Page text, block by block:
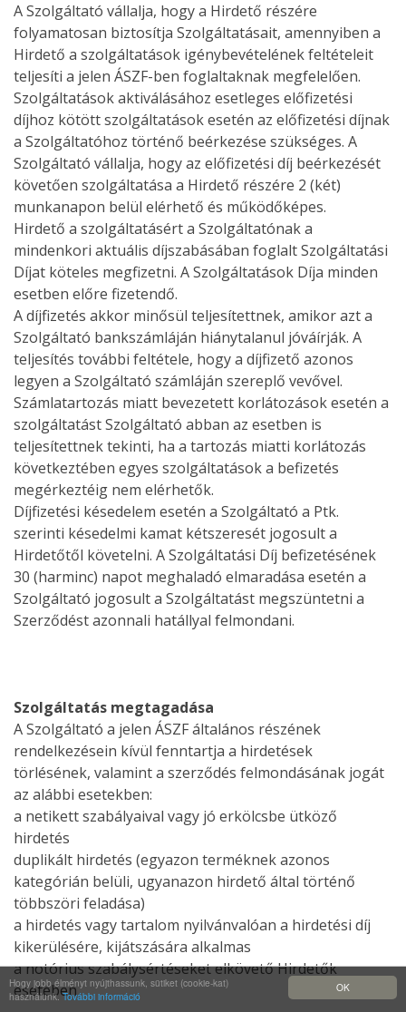
A Szolgáltató vállalja, hogy a Hirdető részére
folyamatosan biztosítja Szolgáltatásait, amennyiben a
Hirdető a szolgáltatások igénybevételének feltételeit
teljesíti a jelen ÁSZF-ben foglaltaknak megfelelően.
Szolgáltatások aktiválásához esetleges előfizetési
díjhoz kötött szolgáltatások esetén az előfizetési díjnak
a Szolgáltatóhoz történő beérkezése szükséges. A
Szolgáltató vállalja, hogy az előfizetési díj beérkezését
követően szolgáltatása a Hirdető részére 2 (két)
munkanapon belül elérhető és működőképes.
Hirdető a szolgáltatásért a Szolgáltatónak a
mindenkori aktuális díjszabásában foglalt Szolgáltatási
Díjat köteles megfizetni. A Szolgáltatások Díja minden
esetben előre fizetendő.
A díjfizetés akkor minősül teljesítettnek, amikor azt a
Szolgáltató bankszámláján hiánytalanul jóváírják. A
teljesítés további feltétele, hogy a díjfizető azonos
legyen a Szolgáltató számláján szereplő vevővel.
Számlatartozás miatt bevezetett korlátozások esetén a
szolgáltatást Szolgáltató abban az esetben is
teljesítettnek tekinti, ha a tartozás miatti korlátozás
következtében egyes szolgáltatások a befizetés
megérkeztéig nem elérhetők.
Díjfizetési késedelem esetén a Szolgáltató a Ptk.
szerinti késedelmi kamat kétszeresét jogosult a
Hirdetőtől követelni. A Szolgáltatási Díj befizetésének
30 (harminc) napot meghaladó elmaradása esetén a
Szolgáltató jogosult a Szolgáltatást megszüntetni a
Szerződést azonnali hatállyal felmondani.
Szolgáltatás megtagadása
A Szolgáltató a jelen ÁSZF általános részének
rendelkezésein kívül fenntartja a hirdetések
törlésének, valamint a szerződés felmondásának jogát
az alábbi esetekben:
a netikett szabályaival vagy jó erkölcsbe ütköző
hirdetés
duplikált hirdetés (egyazon terméknek azonos
kategórián belüli, ugyanazon hirdető által történő
többszöri feladása)
a hirdetés vagy tartalom nyilvánvalóan a hirdetési díj
kikerülésére, kijátszására alkalmas
a notórius szabálysértéseket elkövető Hirdetők
esetében
OK
Hogy jobb élményt nyújthassunk, sütiket (cookie-kat)
használunk.További információ